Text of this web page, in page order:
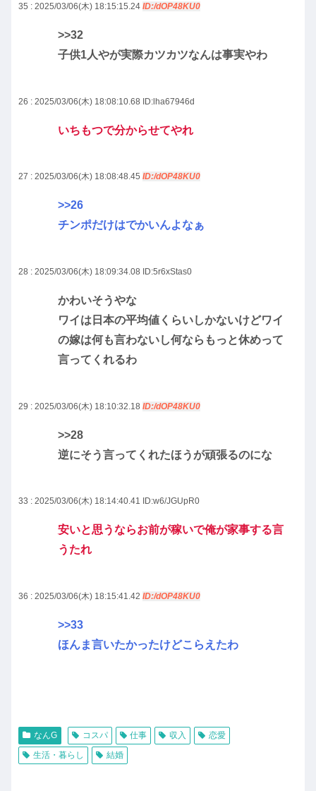
35 : 2025/03/06(木) 18:15:15.24 ID:/dOP48KU0
>>32
子供1人やが実際カツカツなんは事実やわ
26 : 2025/03/06(木) 18:08:10.68 ID:lha67946d
いちもつで分からせてやれ
27 : 2025/03/06(木) 18:08:48.45 ID:/dOP48KU0
>>26
チンポだけはでかいんよなぁ
28 : 2025/03/06(木) 18:09:34.08 ID:5r6xStas0
かわいそうやな
ワイは日本の平均値くらいしかないけどワイ
の嫁は何も言わないし何ならもっと休めって
言ってくれるわ
29 : 2025/03/06(木) 18:10:32.18 ID:/dOP48KU0
>>28
逆にそう言ってくれたほうが頑張るのにな
33 : 2025/03/06(木) 18:14:40.41 ID:w6/JGUpR0
安いと思うならお前が稼いで俺が家事する言
うたれ
36 : 2025/03/06(木) 18:15:41.42 ID:/dOP48KU0
>>33
ほんま言いたかったけどこらえたわ
なんG コスパ 仕事 収入
恋愛
生活・暮らし
結婚